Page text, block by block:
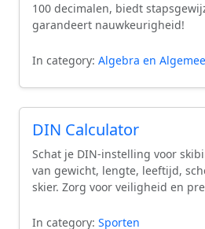
100 decimalen, biedt
garandeert nauwkeurigheid!
In category: Algebra en
DIN Calculator
Schat je DIN-instelling voor
van gewicht, lengte, leeftijd,
skier. Zorg voor veiligheid en
In category: Sporten